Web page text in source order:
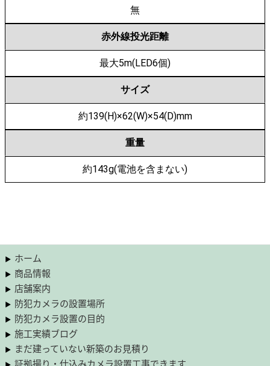
無
赤外線投光距離
最大5m(LED6個)
サイズ
約139(H)×62(W)×54(D)mm
重量
約143g(電池を含まない)
ホーム
商品情報
店舗案内
防犯カメラの設置場所
防犯カメラ設置の目的
施工実績ブログ
まだ建っていない新築のお見積り
証拠撮り・仕込みカメラ設置工事できます